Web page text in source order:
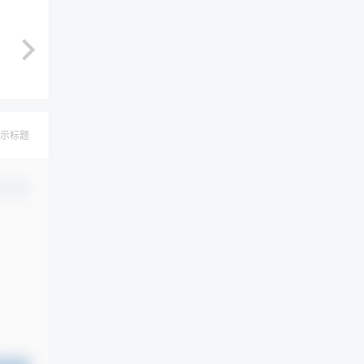
标题